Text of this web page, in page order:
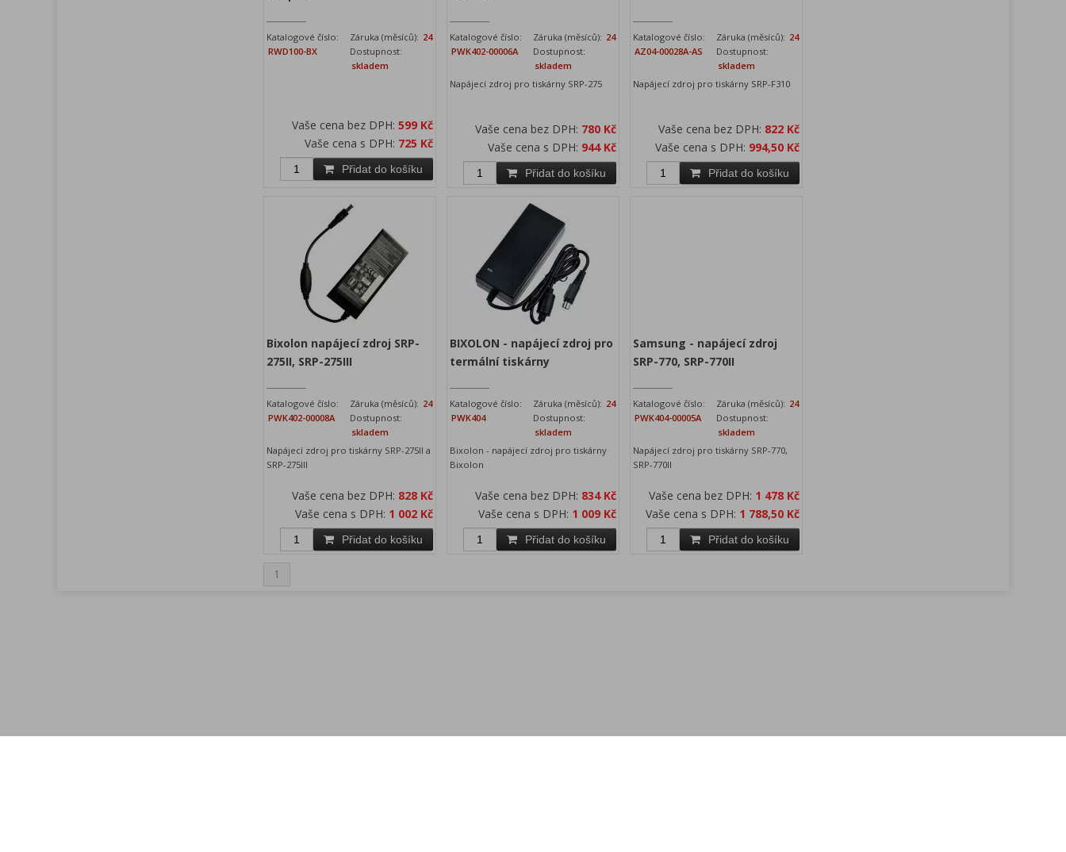
Katalogové číslo:
RWD100-BX
Záruka (měsíců): 24
Dostupnost:
skladem
Vaše cena bez DPH: 599 Kč
Vaše cena s DPH: 725 Kč
Přidat do košíku
Katalogové číslo:
PWK402-00006A
Záruka (měsíců): 24
Dostupnost:
skladem
Napájecí zdroj pro tiskárny SRP-275
Vaše cena bez DPH: 780 Kč
Vaše cena s DPH: 944 Kč
Přidat do košíku
Katalogové číslo:
AZ04-00028A-AS
Záruka (měsíců): 24
Dostupnost:
skladem
Napájecí zdroj pro tiskárny SRP-F310
Vaše cena bez DPH: 822 Kč
Vaše cena s DPH: 994,50 Kč
Přidat do košíku
Bixolon napájecí zdroj SRP-
275II, SRP-275III
Katalogové číslo:
PWK402-00008A
Záruka (měsíců): 24
Dostupnost:
skladem
Napájecí zdroj pro tiskárny SRP-275II a
SRP-275III
Vaše cena bez DPH: 828 Kč
Vaše cena s DPH: 1 002 Kč
Přidat do košíku
BIXOLON - napájecí zdroj pro
termální tiskárny
Katalogové číslo:
PWK404
Záruka (měsíců): 24
Dostupnost:
skladem
Bixolon - napájecí zdroj pro tiskárny
Bixolon
Vaše cena bez DPH: 834 Kč
Vaše cena s DPH: 1 009 Kč
Přidat do košíku
Samsung - napájecí zdroj
SRP-770, SRP-770II
Katalogové číslo:
PWK404-00005A
Záruka (měsíců): 24
Dostupnost:
skladem
Napájecí zdroj pro tiskárny SRP-770,
SRP-770II
Vaše cena bez DPH: 1 478 Kč
Vaše cena s DPH: 1 788,50 Kč
Přidat do košíku
1